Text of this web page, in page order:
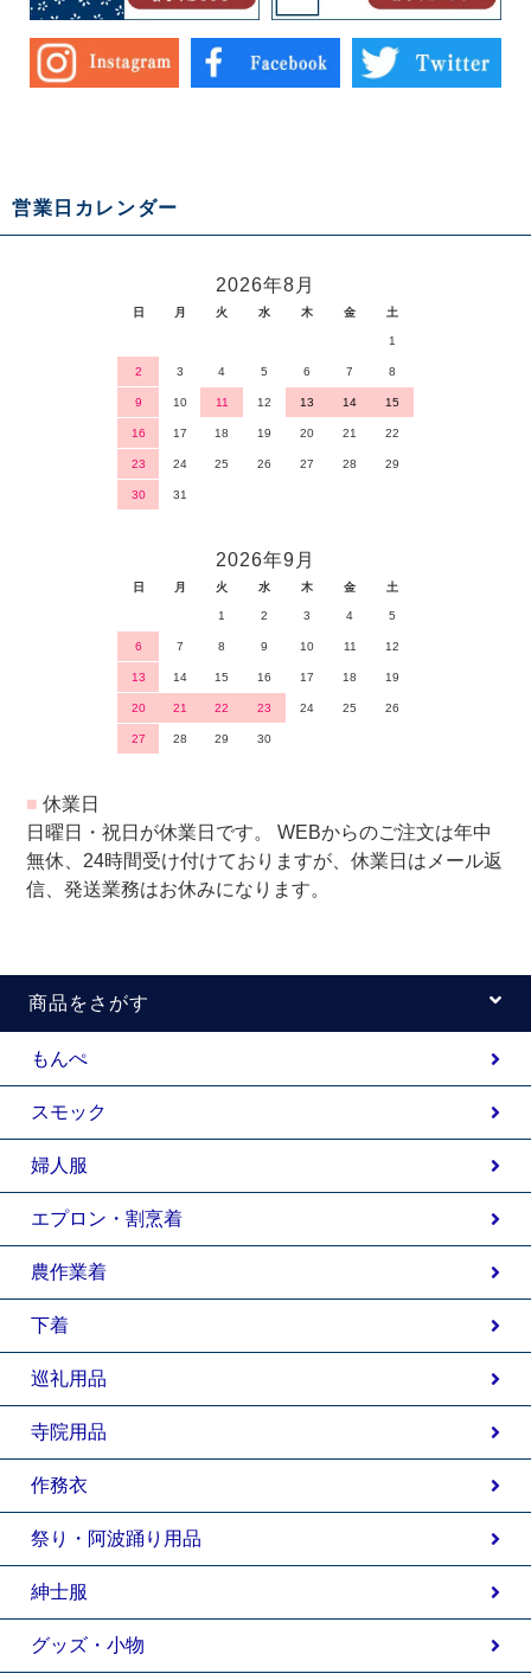
営業日カレンダー
2026年8月
日 月 火 水 木 金 土
1
2 3 4 5 6 7 8
9 10 11 12 13 14 15
16 17 18 19 20 21 22
23 24 25 26 27 28 29
30 31
2026年9月
日 月 火 水 木 金 土
1 2 3 4 5
6 7 8 9 10 11 12
13 14 15 16 17 18 19
20 21 22 23 24 25 26
27 28 29 30
■ 休業日
日曜日・祝日が休業日です。 WEBからのご注文は年中
無休、24時間受け付けておりますが、休業日はメール返
信、発送業務はお休みになります。
商品をさがす
もんぺ
スモック
婦人服
エプロン・割烹着
農作業着
下着
巡礼用品
寺院用品
作務衣
祭り・阿波踊り用品
紳士服
グッズ・小物